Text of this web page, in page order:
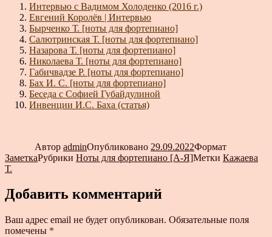
Интервью с Вадимом Холоденко (2016 г.)
Евгений Королёв | Интервью
Бырченко Т. [ноты для фортепиано]
Салютринская Т. [ноты для фортепиано]
Назарова Т. [ноты для фортепиано]
Николаева Т. [ноты для фортепиано]
Габичвадзе Р. [ноты для фортепиано]
Бах И. С. [ноты для фортепиано]
Беседа с Софией Губайдулиной
Инвенции И.С. Баха (статья)
Автор adminОпубликовано 29.09.2022Формат
ЗаметкаРубрики Ноты для фортепиано [А-Я]Метки Кажаева
Т.
Добавить комментарий
Ваш адрес email не будет опубликован. Обязательные поля
помечены *